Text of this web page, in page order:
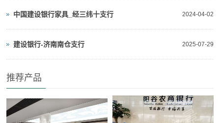
2024-04-02
中国建设银行家具_经三纬十支行
2025-07-29
建设银行-济南南仓支行
推荐产品